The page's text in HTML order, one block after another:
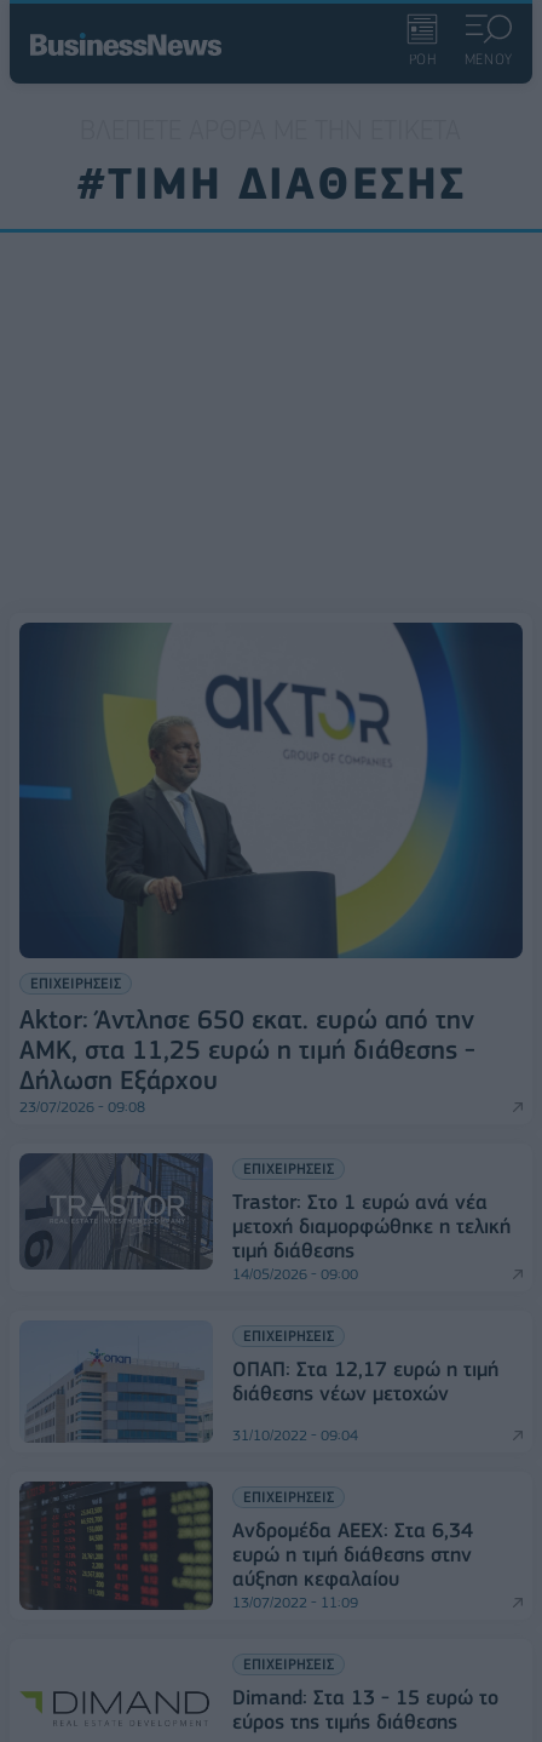
ΡΟΗ ΜΕΝΟΥ
#ΤΙΜΗ ΔΙΑΘΕΣΗΣ
ΕΠΙΧΕΙΡΗΣΕΙΣ
Aktor: Άντλησε 650 εκατ. ευρώ από την
ΑΜΚ, στα 11,25 ευρώ η τιμή διάθεσης -
Δήλωση Εξάρχου
23/07/2026 - 09:08
ΕΠΙΧΕΙΡΗΣΕΙΣ
Trastor: Στο 1 ευρώ ανά νέα
μετοχή διαμορφώθηκε η τελική
τιμή διάθεσης
14/05/2026 - 09:00
ΕΠΙΧΕΙΡΗΣΕΙΣ
ΟΠΑΠ: Στα 12,17 ευρώ η τιμή
διάθεσης νέων μετοχών
31/10/2022 - 09:04
ΕΠΙΧΕΙΡΗΣΕΙΣ
Ανδρομέδα AEEX: Στα 6,34
ευρώ η τιμή διάθεσης στην
αύξηση κεφαλαίου
13/07/2022 - 11:09
ΕΠΙΧΕΙΡΗΣΕΙΣ
Dimand: Στα 13 - 15 ευρώ το
εύρος της τιμής διάθεσης